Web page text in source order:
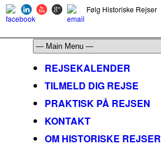
Følg Historiske Rejser
REJSEKALENDER
TILMELD DIG REJSE
PRAKTISK PÅ REJSEN
KONTAKT
OM HISTORISKE REJSER